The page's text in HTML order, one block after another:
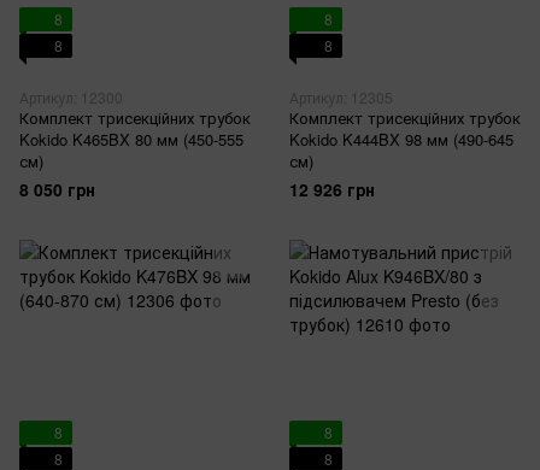
8
8
Артикул: 12300
Комплект трисекційних трубок
Kokido K465BX 80 мм (450-555
см)
8 050 грн
8
8
Артикул: 12305
Комплект трисекційних трубок
Kokido K444BX 98 мм (490-645
см)
12 926 грн
8
8
8
8